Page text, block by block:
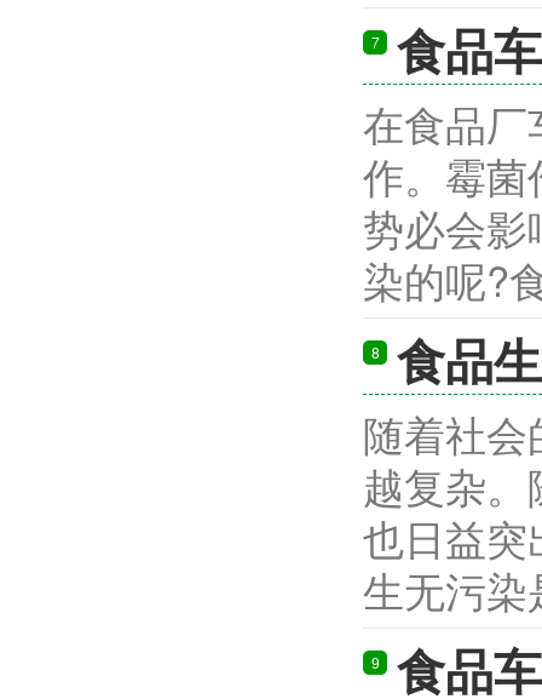
7 食品
在食品
作。霉
势必会
染的呢?
8 食品
随着社
越复杂
也日益
生无污
9 食品